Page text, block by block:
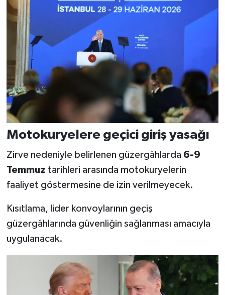
Motokuryelere geçici giriş yasağı
Zirve nedeniyle belirlenen güzergâhlarda 6-9
Temmuz tarihleri arasında motokuryelerin
faaliyet göstermesine de izin verilmeyecek.
Kısıtlama, lider konvoylarının geçiş
güzergâhlarında güvenliğin sağlanması amacıyla
uygulanacak.